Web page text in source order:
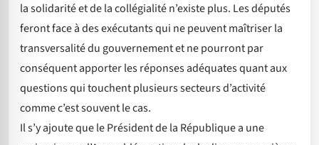
la solidarité et de la collégialité n’existe plus. Les députés
feront face à des exécutants qui ne peuvent maîtriser la
transversalité du gouvernement et ne pourront par
conséquent apporter les réponses adéquates quant aux
questions qui touchent plusieurs secteurs d’activité
comme c’est souvent le cas.
Il s’y ajoute que le Président de la République a une